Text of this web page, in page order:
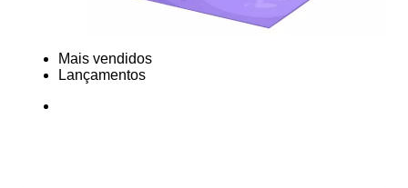
Mais vendidos
Lançamentos